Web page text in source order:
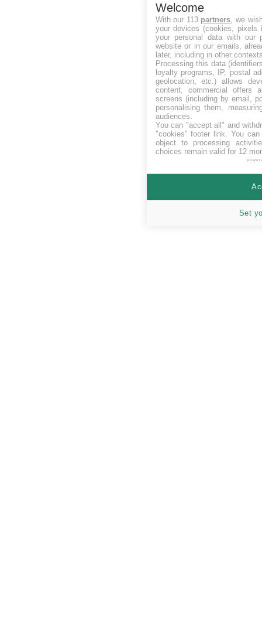
Welcome
With our 113 partners , we
your devices (cookies, pixels
your personal data with our
website or in our emails,
later, including in other
Processing this data
loyalty programs, IP, postal
geolocation, etc.) allows
content, commercial offers
screens (including by email,
personalising them,
audiences.
You can "accept all" and
"cookies" footer link . You
object to processing
choices remain valid for 12
Set